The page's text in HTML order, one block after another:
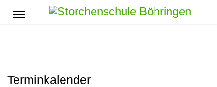
Terminkalender